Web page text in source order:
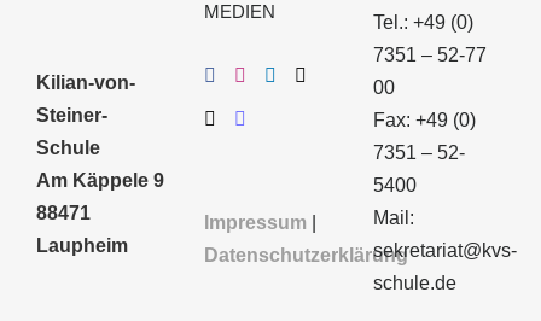
Kilian-von-
Steiner-
Schule
Am Käppele 9
88471
Laupheim
MEDIEN
Impressum
Datenschutzerklärung
Tel.: +49 (0)
7351 – 52-77
00
Fax: +49 (0)
7351 – 52-
5400
Mail:
sekretariat@kvs-
schule.de